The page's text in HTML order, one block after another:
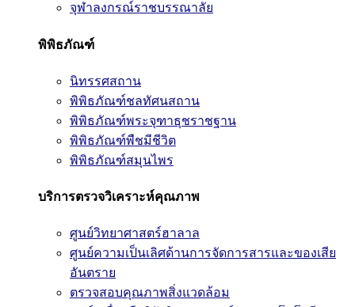
จุฬาลงกรณ์ราชบรรณาลัย
พิพิธภัณฑ์
นิทรรศสถาน
พิพิธภัณฑ์ชลทัศนสถาน
พิพิธภัณฑ์พระจุฑาธุชราชฐาน
พิพิธภัณฑ์พืชมีชีวิต
พิพิธภัณฑ์สมุนไพร
บริการตรวจวิเคราะห์คุณภาพ
ศูนย์วิทยาศาสตร์ฮาลาล
ศูนย์ความเป็นเลิศด้านการจัดการสารและของเสีย
อันตราย
ตรวจสอบคุณภาพสิ่งแวดล้อม